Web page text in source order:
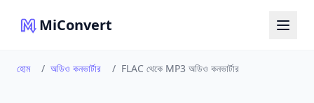
MiConvert
হোম / অডিও কনভার্টার / FLAC থেকে MP3 অডিও কনভার্টার